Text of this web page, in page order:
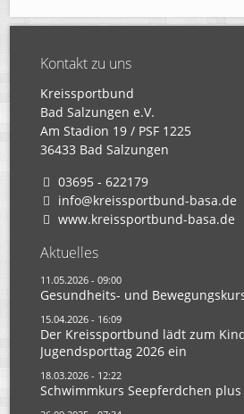
Kontakt zu uns
Kreissportbund
Bad Salzungen e.V.
Am Stadion 19 / PSF 1225
36433 Bad Salzungen
03695 - 622179
info@kreissportbund-basa.de
www.kreissportbund-basa.de
Aktuelles
11.05.2026 - 09:00
Gesundheits- und
15.04.2026 - 16:09
Der Kreissportbund lädt zum
Jugendsporttag 2026 ein
18.03.2026 - 12:22
Schwimmkurs Seepferdchen plus